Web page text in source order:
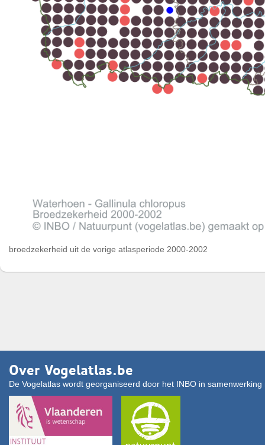
broedzekerheid uit de vorige atlasperiode 2000-2002
Over Vogelatlas.be
De Vogelatlas wordt georganiseerd door het INBO in